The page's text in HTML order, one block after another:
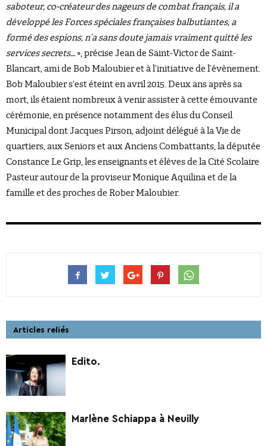
saboteur, co-créateur des nageurs de combat français, il a
développé les Forces spéciales françaises balbutiantes, a
formé des espions, n’a sans doute jamais vraiment quitté les
services secrets… », précise Jean de Saint-Victor de Saint-
Blancart, ami de Bob Maloubier et à l’initiative de l’évènement.
Bob Maloubier s’est éteint en avril 2015. Deux ans après sa
mort, ils étaient nombreux à venir assister à cette émouvante
cérémonie, en présence notamment des élus du Conseil
Municipal dont Jacques Pirson, adjoint délégué à la Vie de
quartiers, aux Seniors et aux Anciens Combattants, la députée
Constance Le Grip, les enseignants et élèves de la Cité Scolaire
Pasteur autour de la proviseur Monique Aquilina et de la
famille et des proches de Rober Maloubier.
Articles reliés
Edito.
Marlène Schiappa à Neuilly